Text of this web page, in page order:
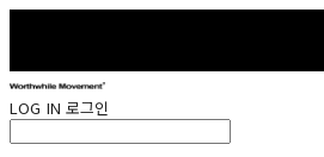
LOG IN 로그인